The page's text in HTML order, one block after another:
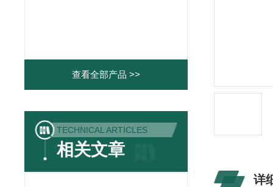
查看全部产品 >>
TECHNICAL ARTICLES
相关文章
详